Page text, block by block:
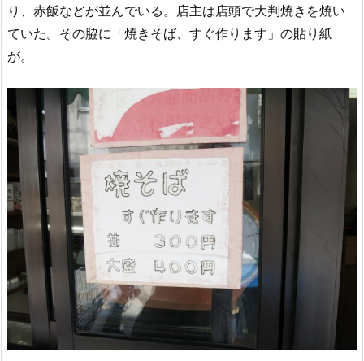
り、赤飯などが並んでいる。店主は店頭で大判焼きを焼い
ていた。その脇に「焼きそば、すぐ作ります」の貼り紙
が。